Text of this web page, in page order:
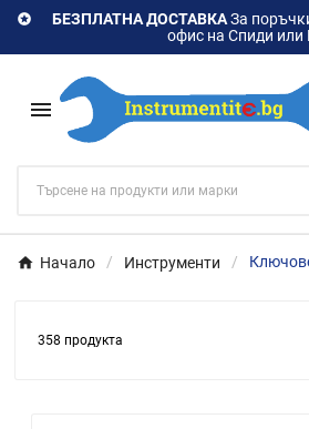
 БЕЗПЛАТНА ДОСТАВКАЗа
офис на Спиди или

Начало Инструменти
358 продукта